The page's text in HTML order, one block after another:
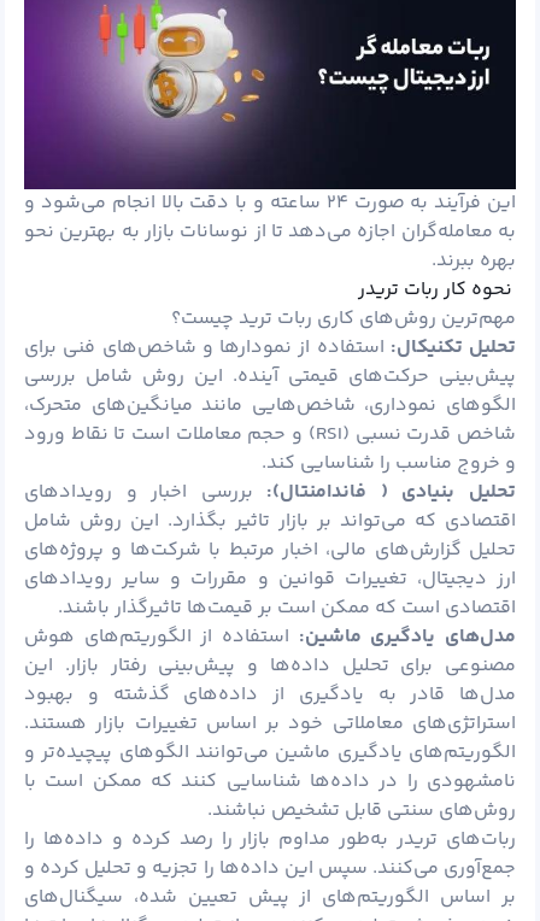
این فرآیند به صورت ۲۴ ساعته و با دقت بالا انجام می‌شود و
به معامله‌گران اجازه می‌دهد تا از نوسانات بازار به بهترین نحو
بهره ببرند.
نحوه کار ربات تریدر
مهم‌ترین روش‌های کاری ربات ترید چیست؟
تحلیل تکنیکال: استفاده از نمودارها و شاخص‌های فنی برای
پیش‌بینی حرکت‌های قیمتی آینده. این روش شامل بررسی
الگوهای نموداری، شاخص‌هایی مانند میانگین‌های متحرک،
شاخص قدرت نسبی (RSI) و حجم معاملات است تا نقاط ورود
و خروج مناسب را شناسایی کند.
تحلیل بنیادی ( فاندامنتال): بررسی اخبار و رویدادهای
اقتصادی که می‌تواند بر بازار تاثیر بگذارد. این روش شامل
تحلیل گزارش‌های مالی، اخبار مرتبط با شرکت‌ها و پروژه‌های
ارز دیجیتال، تغییرات قوانین و مقررات و سایر رویدادهای
اقتصادی است که ممکن است بر قیمت‌ها تاثیرگذار باشند.
مدل‌های یادگیری ماشین: استفاده از الگوریتم‌های هوش
مصنوعی برای تحلیل داده‌ها و پیش‌بینی رفتار بازار. این
مدل‌ها قادر به یادگیری از داده‌های گذشته و بهبود
استراتژی‌های معاملاتی خود بر اساس تغییرات بازار هستند.
الگوریتم‌های یادگیری ماشین می‌توانند الگوهای پیچیده‌تر و
نامشهودی را در داده‌ها شناسایی کنند که ممکن است با
روش‌های سنتی قابل تشخیص نباشند.
ربات‌های تریدر به‌طور مداوم بازار را رصد کرده و داده‌ها را
جمع‌آوری می‌کنند. سپس این داده‌ها را تجزیه و تحلیل کرده و
بر اساس الگوریتم‌های از پیش تعیین شده، سیگنال‌های